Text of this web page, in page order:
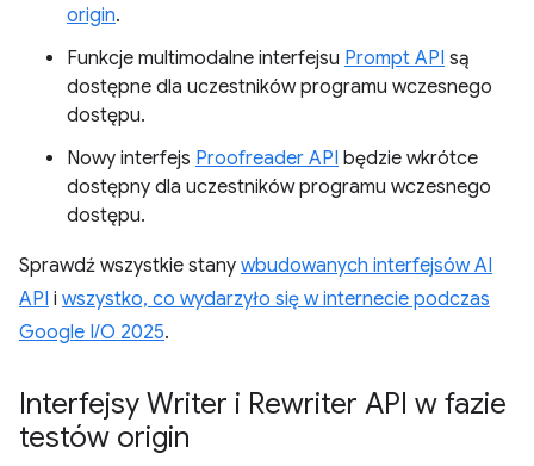
origin.
Funkcje multimodalne interfejsu Prompt API są
dostępne dla uczestników programu wczesnego
dostępu.
Nowy interfejs Proofreader API będzie wkrótce
dostępny dla uczestników programu wczesnego
dostępu.
Sprawdź wszystkie stany wbudowanych interfejsów AI
API i wszystko, co wydarzyło się w internecie podczas
Google I/O 2025.
Interfejsy Writer i Rewriter API w fazie
testów origin